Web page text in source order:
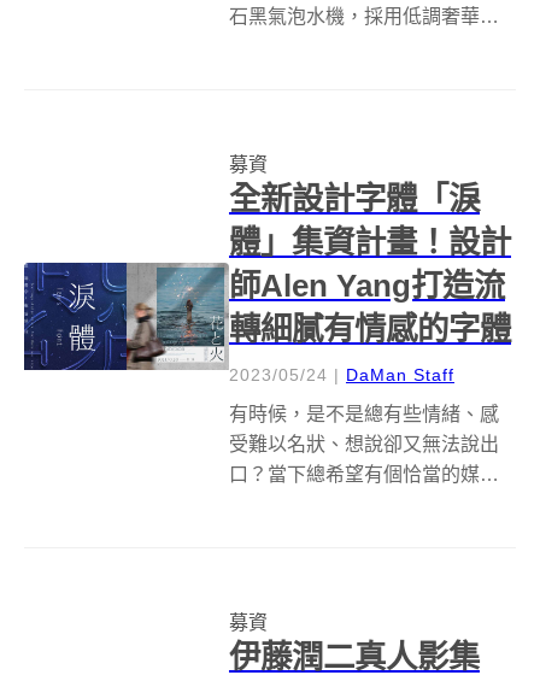
石黑氣泡水機，採用低調奢華的
SodaStream ...
募資
全新設計字體「淚
體」集資計畫！設計
師Alen Yang打造流
轉細膩有情感的字體
2023/05/24 | DaMan Staff
有時候，是不是總有些情緒、感
受難以名狀、想說卻又無法說出
口？當下總希望有個恰當的媒
出口，因此秉持著讓讀者一看就
能感受...
募資
伊藤潤二真人影集